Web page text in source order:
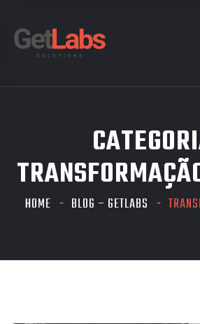
HOME BLOG – GETLABS